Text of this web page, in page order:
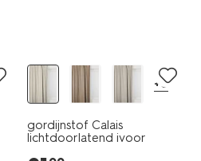
+6
gordijnstof Calais
lichtdoorlatend ivoor